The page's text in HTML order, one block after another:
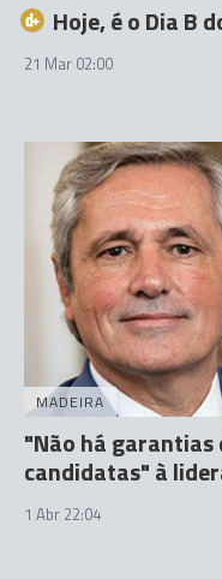
Hoje, é o Dia B
21 Mar 02:00
MADEIRA
"Não há garantias
candidatas" à
1 Abr 22:04